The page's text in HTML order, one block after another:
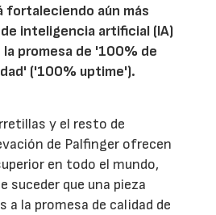
fortaleciendo aún más
inteligencia artificial (IA)
la promesa de '100% de
('100% uptime').
y el resto de
de Palfinger ofrecen
en todo el mundo,
suceder que una pieza
a la promesa de calidad de